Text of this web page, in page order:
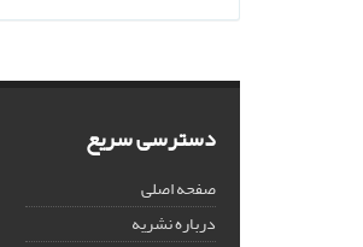
دسترسی سریع
صفحه اصلی
درباره نشریه